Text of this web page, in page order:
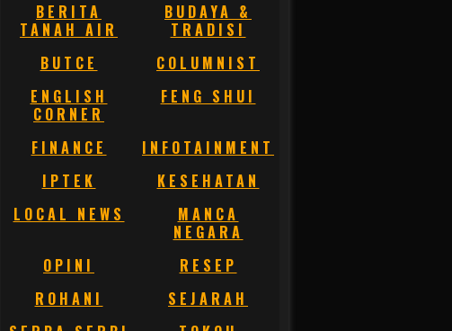
BERITA
TANAH AIR
BUDAYA &
TRADISI
BUTCE
COLUMNIST
ENGLISH
CORNER
FENG SHUI
FINANCE
INFOTAINMENT
IPTEK
KESEHATAN
LOCAL NEWS
MANCA
NEGARA
OPINI
RESEP
ROHANI
SEJARAH